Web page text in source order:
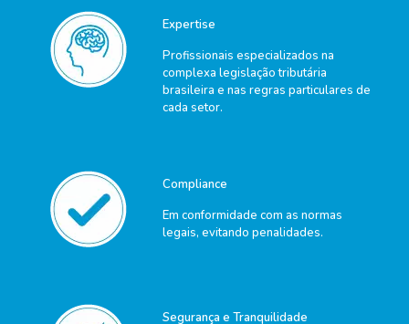
Expertise
Profissionais especializados na
complexa legislação tributária
brasileira e nas regras particulares de
cada setor.
Compliance
Em conformidade com as normas
legais, evitando penalidades.
Segurança e Tranquilidade